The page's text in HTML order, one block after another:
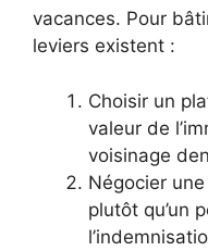
vacances. Pour
leviers existent :
Choisir un
valeur de
voisinage
Négocier
plutôt qu’un